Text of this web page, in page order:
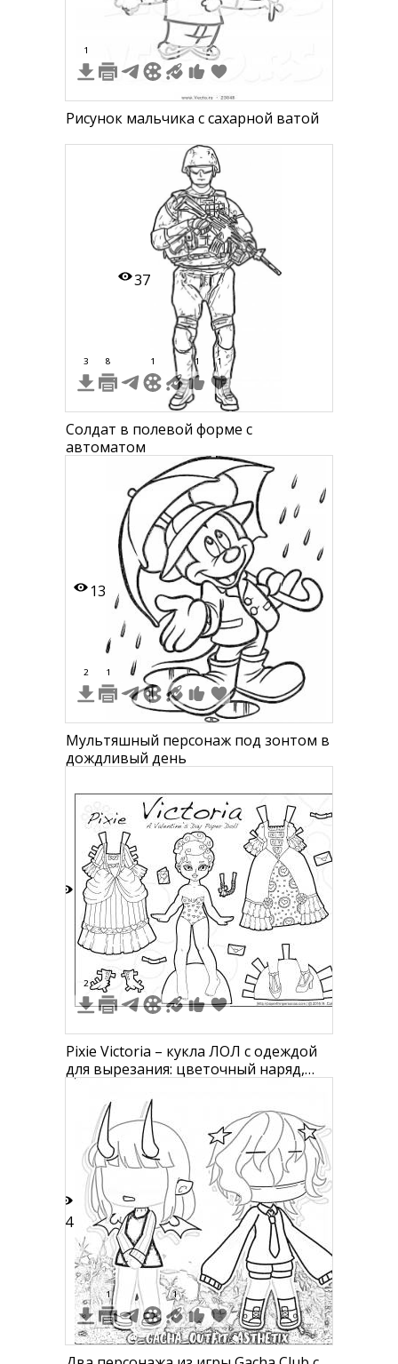
1
Рисунок мальчика с сахарной ватой
37
3 8 1 1 1
Солдат в полевой форме с
автоматом
13
2 1
Мультяшный персонаж под зонтом в
дождливый день
2 3
Pixie Victoria – кукла ЛОЛ с одеждой
для вырезания: цветочный наряд,
купальником, конверты
14
1 1